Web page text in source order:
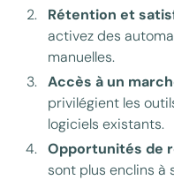
Rétention et
activez des
manuelles.
Accès à un
privilégient les
logiciels existants.
Opportunités de
sont plus enclins à